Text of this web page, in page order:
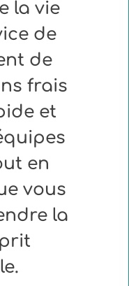
la vie
de
de
frais
et
en
vous
la